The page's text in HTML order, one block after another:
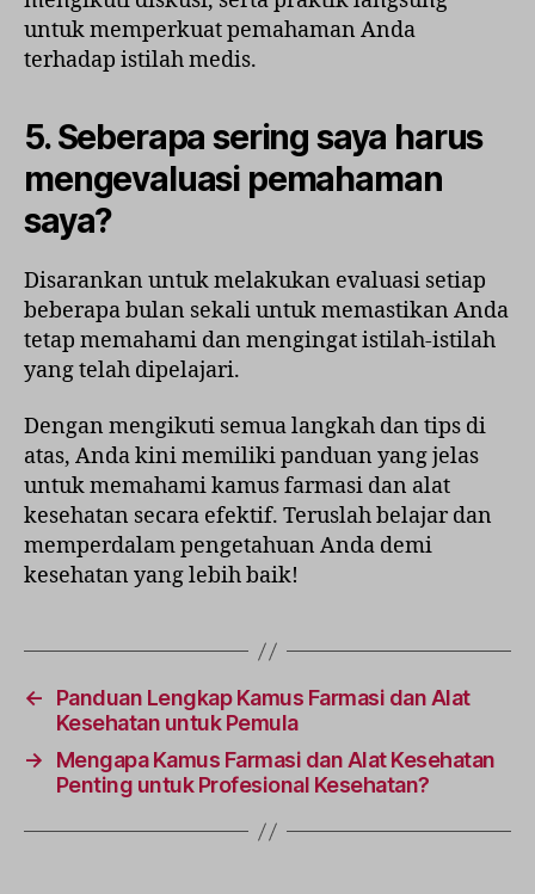
untuk memperkuat pemahaman Anda
terhadap istilah medis.
5. Seberapa sering saya harus
mengevaluasi pemahaman
saya?
Disarankan untuk melakukan evaluasi setiap
beberapa bulan sekali untuk memastikan Anda
tetap memahami dan mengingat istilah-istilah
yang telah dipelajari.
Dengan mengikuti semua langkah dan tips di
atas, Anda kini memiliki panduan yang jelas
untuk memahami kamus farmasi dan alat
kesehatan secara efektif. Teruslah belajar dan
memperdalam pengetahuan Anda demi
kesehatan yang lebih baik!
←
Panduan Lengkap Kamus Farmasi dan Alat
Kesehatan untuk Pemula
→
Mengapa Kamus Farmasi dan Alat Kesehatan
Penting untuk Profesional Kesehatan?